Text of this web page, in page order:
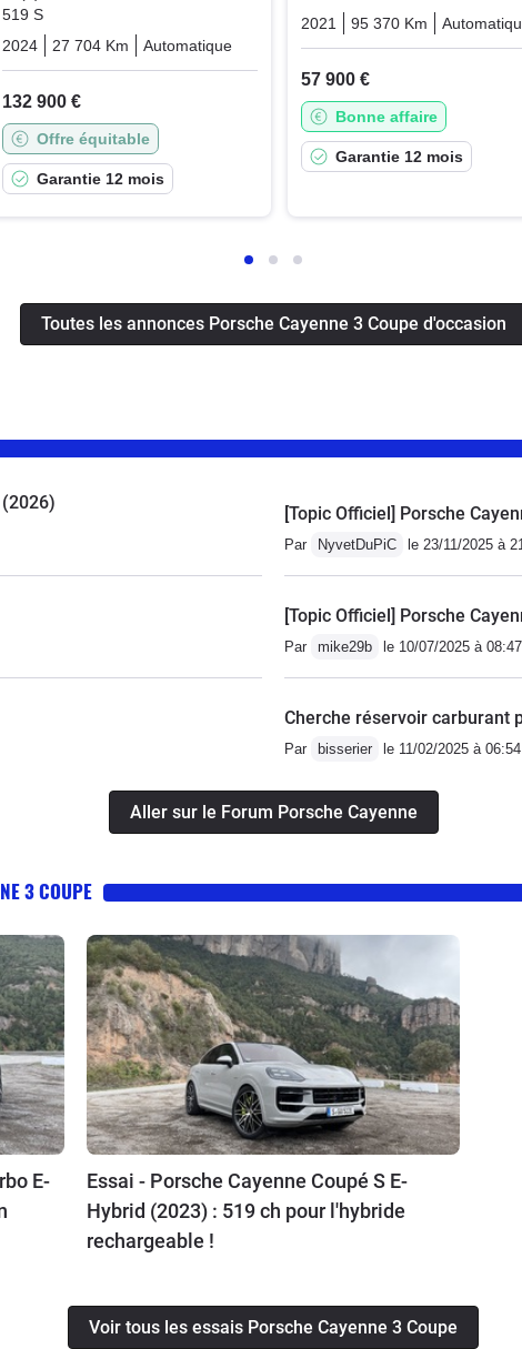
519 S
2024
27 704 Km Automatique Plugin_hybrid_essence_electric
132 900 €
Offre équitable
Garantie 12 mois
2021
95 370 Km
57 900 €
Bonne affaire
Garantie 12 mois
Toutes les annonces Porsche Cayenne 3 Coupe d'occasion
[Topic Officiel] Porsche
Par NyvetDuPiC le 23/11/2025 à
[Topic Officiel] Porsche
Par mike29b le 10/07/2025 à 08:47
Cherche réservoir carburant
Par bisserier le 11/02/2025 à 06:54
Aller sur le Forum Porsche Cayenne
3 COUPE
E-
Essai - Porsche Cayenne Coupé S E-
Hybrid (2023) : 519 ch pour l'hybride
rechargeable !
Voir tous les essais Porsche Cayenne 3 Coupe